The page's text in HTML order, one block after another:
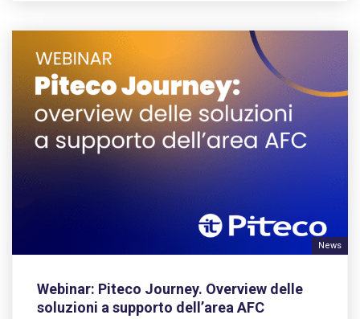
News
Webinar: Piteco Journey. Overview delle
soluzioni a supporto dell’area AFC